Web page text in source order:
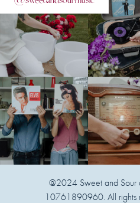
@2024 Sweet and Sour
10761890960. All rights